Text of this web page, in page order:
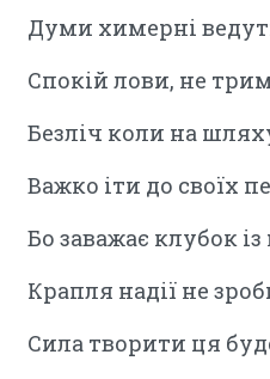
Думи химерні
Спокій лови, не
Безліч коли на
Важко іти до своїх
Бо заважає клубок із
Крапля надії не
Сила творити ця